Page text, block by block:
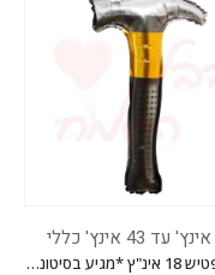
מיילר פטיש 18 אינ"ץ *מגיע בסיטונאות חבילה של 5 יח'*